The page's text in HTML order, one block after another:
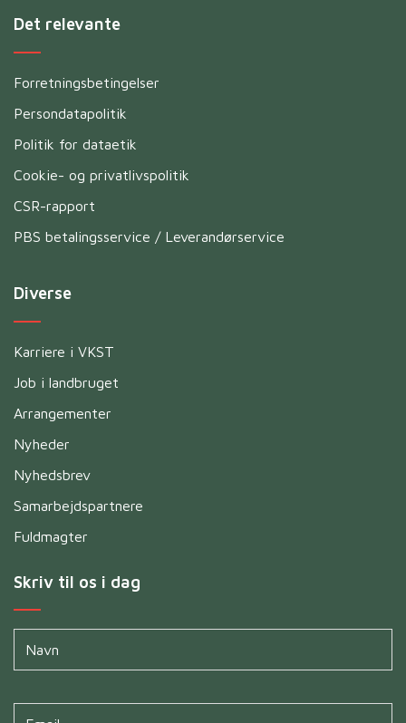
Det relevante
Forretningsbetingelser
Persondatapolitik
Politik for dataetik
Cookie- og privatlivspolitik
CSR-rapport
PBS betalingsservice / Leverandørservice
Diverse
Karriere i VKST
Job i landbruget
Arrangementer
Nyheder
Nyhedsbrev
Samarbejdspartnere
Fuldmagter
Skriv til os i dag